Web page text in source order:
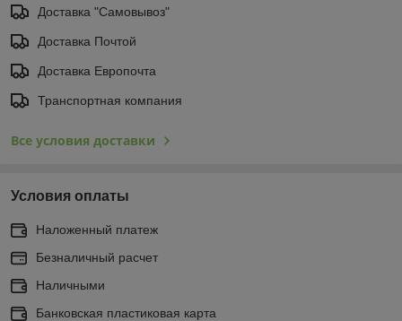
Доставка "Самовывоз"
Доставка Почтой
Доставка Европочта
Транспортная компания
Все условия доставки
Условия оплаты
Наложенный платеж
Безналичный расчет
Наличными
Банковская пластиковая карта